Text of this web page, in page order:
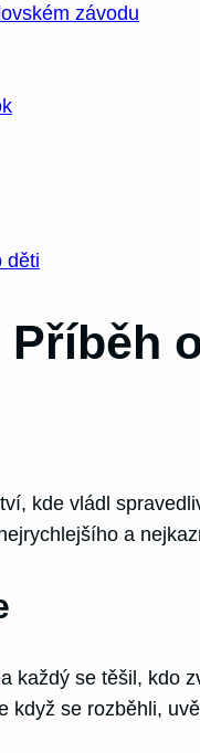
závodu
děti
Příběh
kde vládl
a
každý se těšil, kdo
když se rozběhli,